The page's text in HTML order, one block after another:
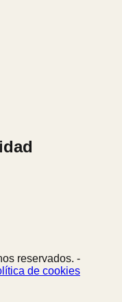
reservados. -
de cookies